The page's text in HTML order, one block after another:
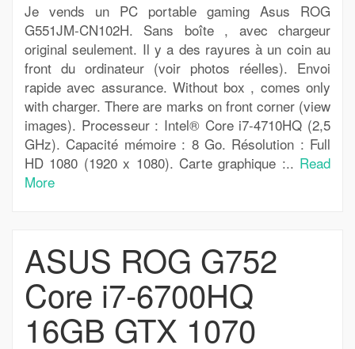
Je vends un PC portable gaming Asus ROG
G551JM-CN102H. Sans boîte , avec chargeur
original seulement. Il y a des rayures à un coin au
front du ordinateur (voir photos réelles). Envoi
rapide avec assurance. Without box , comes only
with charger. There are marks on front corner (view
images). Processeur : Intel® Core i7-4710HQ (2,5
GHz). Capacité mémoire : 8 Go. Résolution : Full
HD 1080 (1920 x 1080). Carte graphique :.. Read
More
ASUS ROG G752
Core i7-6700HQ
16GB GTX 1070